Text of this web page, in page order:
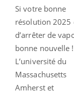
Si votre bonne
résolution 2025
d’arrêter de
bonne nouvelle !
L’université du
Massachusetts
Amherst et